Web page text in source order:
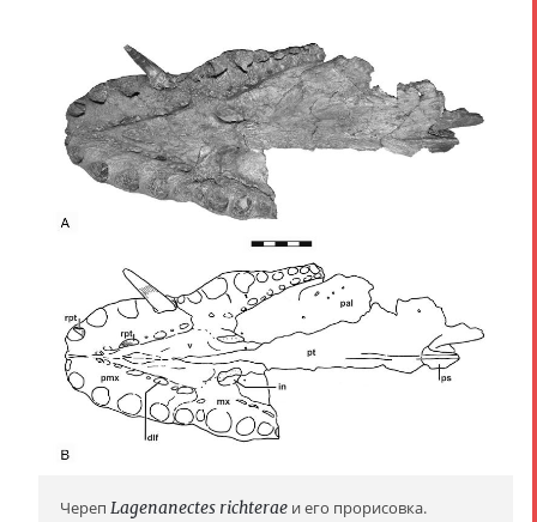
Череп Lagenanectes richterae и его прорисовка.